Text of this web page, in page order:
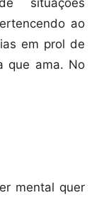
situações
ao
em prol de
que ama. No
mental quer